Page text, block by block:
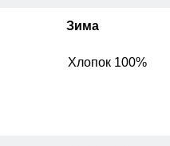
Зима
Хлопок 100%